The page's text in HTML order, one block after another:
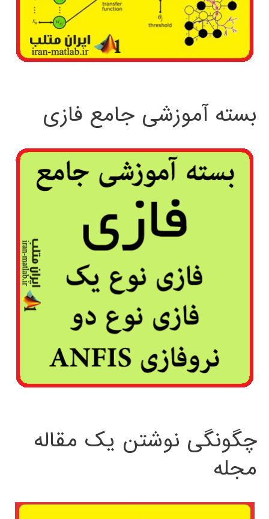
بسته آموزشی جامع فازی
چگونگی نوشتن یک مقاله
مجله